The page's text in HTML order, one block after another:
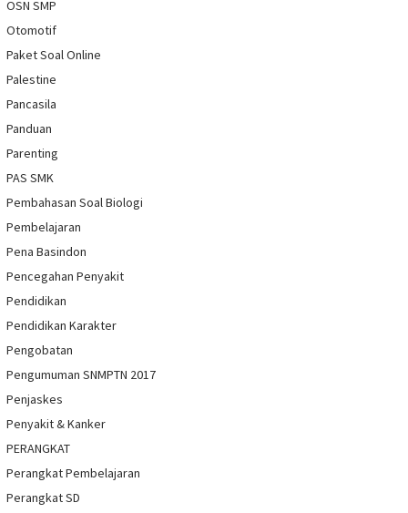
OSN SMP
Otomotif
Paket Soal Online
Palestine
Pancasila
Panduan
Parenting
PAS SMK
Pembahasan Soal Biologi
Pembelajaran
Pena Basindon
Pencegahan Penyakit
Pendidikan
Pendidikan Karakter
Pengobatan
Pengumuman SNMPTN 2017
Penjaskes
Penyakit & Kanker
PERANGKAT
Perangkat Pembelajaran
Perangkat SD